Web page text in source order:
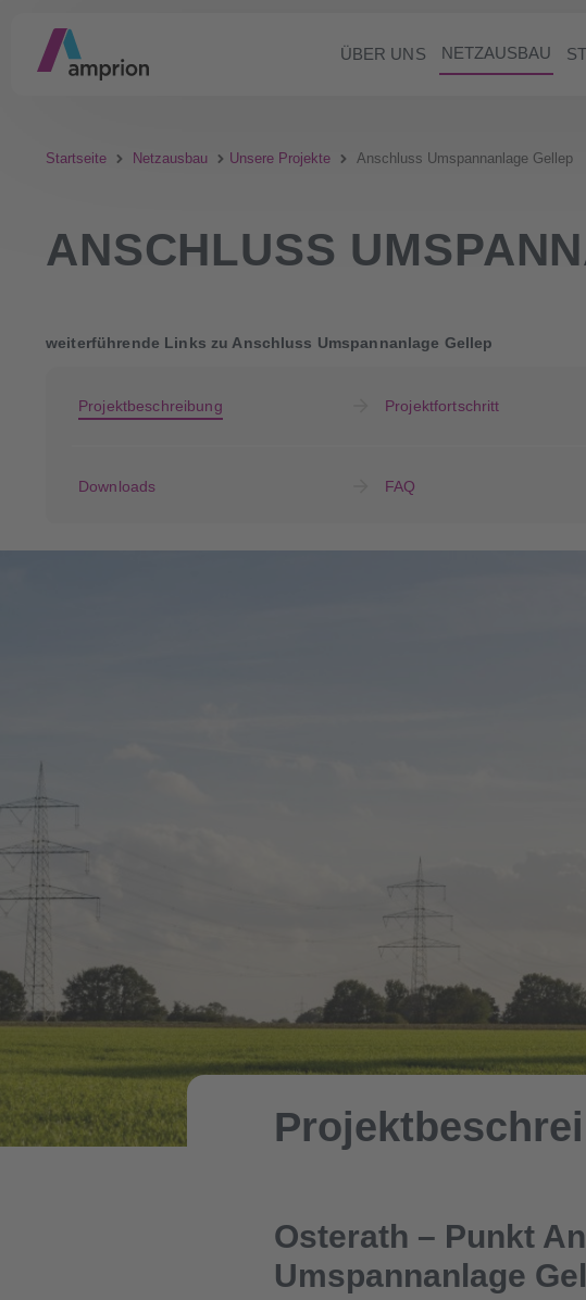
ÜBER UNS NETZAUSBAU
Startseite Netzausbau Unsere Projekte Anschluss Umspannanlage Gellep
ANSCHLUSS
weiterführende Links zu Anschluss Umspannanlage Gellep
Projektbeschreibung Projektfortschritt
Downloads FAQ
Osterath – Punkt
Umspannanlage